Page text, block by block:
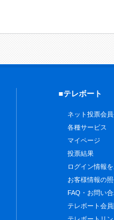
■テレボート
ネット投票会
各種サービス
マイページ
投票結果
ログイン情報
お客様情報の
FAQ・お問い
テレボート会